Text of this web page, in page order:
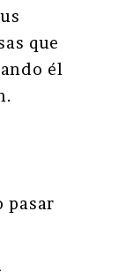
que
él
pasar